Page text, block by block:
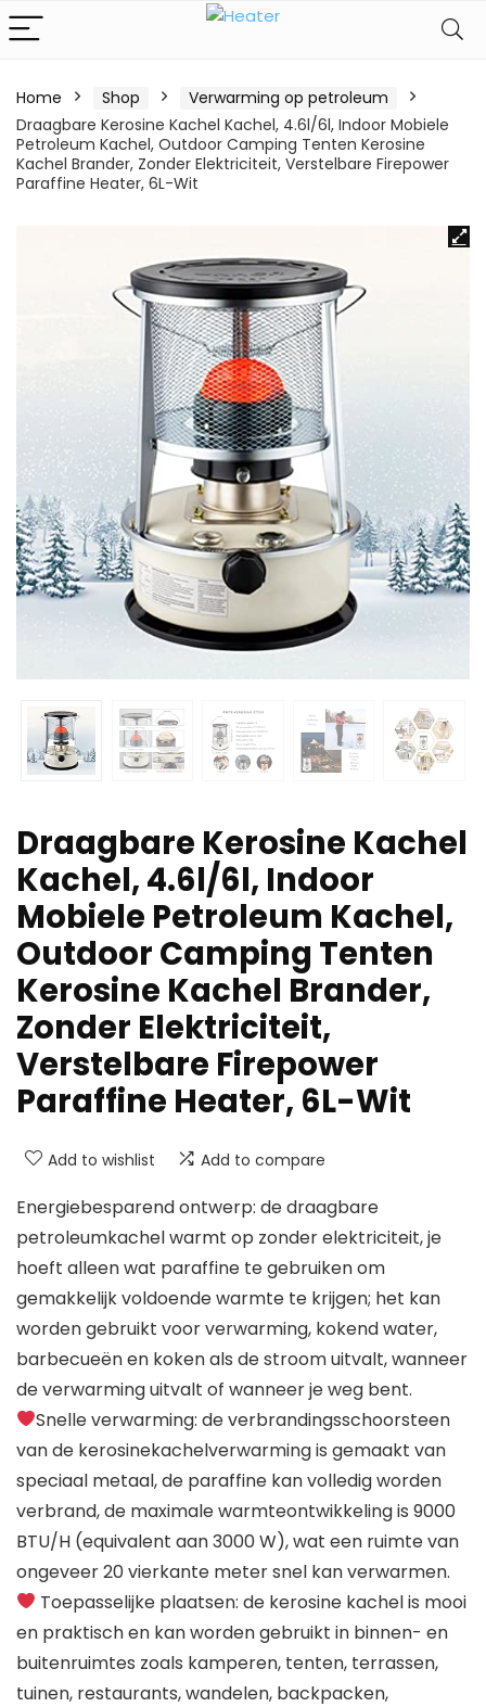
Home Shop
Verwarming op petroleum
Draagbare Kerosine Kachel Kachel, 4.6l/6l, Indoor Mobiele
Petroleum Kachel, Outdoor Camping Tenten Kerosine
Kachel Brander, Zonder Elektriciteit, Verstelbare Firepower
Paraffine Heater, 6L-Wit
Draagbare Kerosine Kachel
Kachel, 4.6l/6l, Indoor
Mobiele Petroleum Kachel,
Outdoor Camping Tenten
Kerosine Kachel Brander,
Zonder Elektriciteit,
Verstelbare Firepower
Paraffine Heater, 6L-Wit
Add to wishlist Add to compare
Energiebesparend ontwerp: de draagbare
petroleumkachel warmt op zonder elektriciteit, je
hoeft alleen wat paraffine te gebruiken om
gemakkelijk voldoende warmte te krijgen; het kan
worden gebruikt voor verwarming, kokend water,
barbecueën en koken als de stroom uitvalt, wanneer
de verwarming uitvalt of wanneer je weg bent.
Snelle verwarming: de verbrandingsschoorsteen
van de kerosinekachelverwarming is gemaakt van
speciaal metaal, de paraffine kan volledig worden
verbrand, de maximale warmteontwikkeling is 9000
BTU/H (equivalent aan 3000 W), wat een ruimte van
ongeveer 20 vierkante meter snel kan verwarmen.
Toepasselijke plaatsen: de kerosine kachel is mooi
en praktisch en kan worden gebruikt in binnen- en
buitenruimtes zoals kamperen, tenten, terrassen,
tuinen, restaurants, wandelen, backpacken,